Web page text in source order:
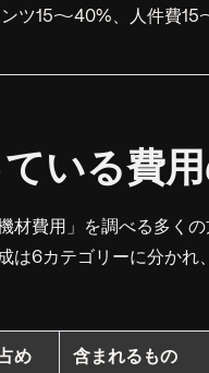
ツ15〜40%、人件費15
いる費
材費用」を調べる多く
は6カテゴリーに分かれ
め
含まれるもの